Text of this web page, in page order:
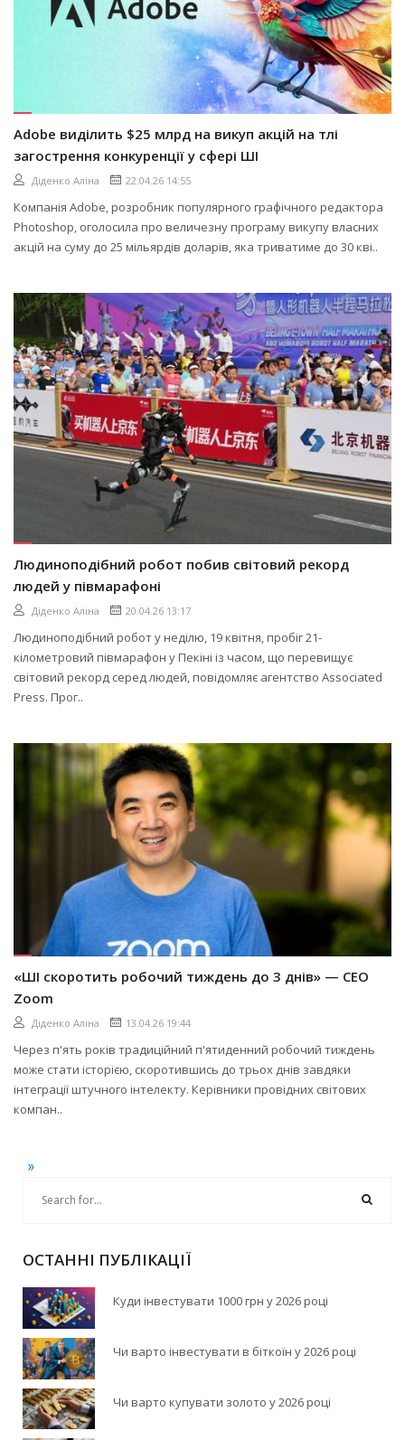
Adobe виділить $25 млрд на викуп акцій на тлі
загострення конкуренції у сфері ШІ
Діденко Аліна 22.04.26 14:55
Компанія Adobe, розробник популярного графічного редактора
Photoshop, оголосила про величезну програму викупу власних
акцій на суму до 25 мільярдів доларів, яка триватиме до 30 кві..
Людиноподібний робот побив світовий рекорд
людей у півмарафоні
Діденко Аліна 20.04.26 13:17
Людиноподібний робот у неділю, 19 квітня, пробіг 21-
кілометровий півмарафон у Пекіні із часом, що перевищує
світовий рекорд серед людей, повідомляє агентство Associated
Press. Прог..
«ШІ скоротить робочий тиждень до 3 днів» — CEO
Zoom
Діденко Аліна 13.04.26 19:44
Через п'ять років традиційний п'ятиденний робочий тиждень
може стати історією, скоротившись до трьох днів завдяки
інтеграції штучного інтелекту. Керівники провідних світових
компан..
»
ОСТАННІ ПУБЛІКАЦІЇ
Куди інвестувати 1000 грн у 2026 році
Чи варто інвестувати в біткоїн у 2026 році
Чи варто купувати золото у 2026 році